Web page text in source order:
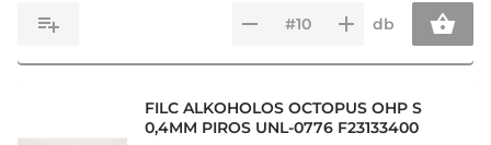
db
FILC ALKOHOLOS OCTOPUS OHP S
0,4MM PIROS UNL-0776 F23133400